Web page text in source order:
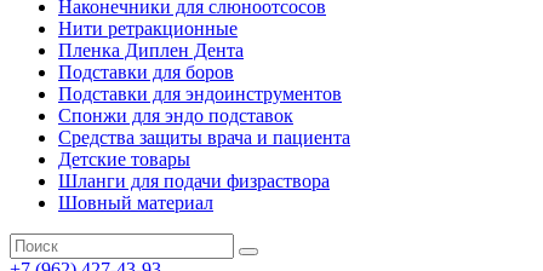
Наконечники для слюноотсосов
Нити ретракционные
Пленка Диплен Дента
Подставки для боров
Подставки для эндоинструментов
Спонжи для эндо подставок
Средства защиты врача и пациента
Детские товары
Шланги для подачи физраствора
Шовный материал